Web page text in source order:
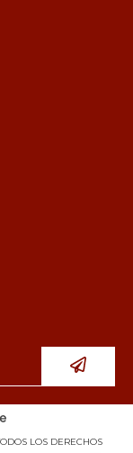
LOS DERECHOS